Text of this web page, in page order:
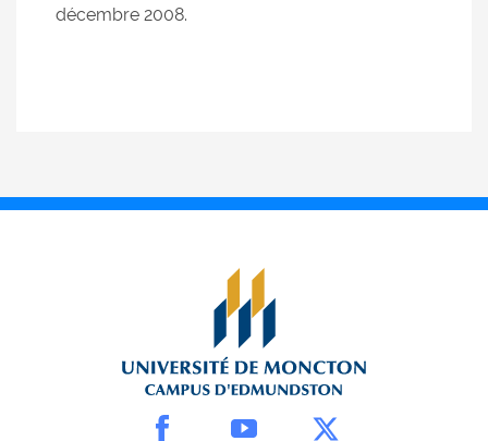
décembre 2008.